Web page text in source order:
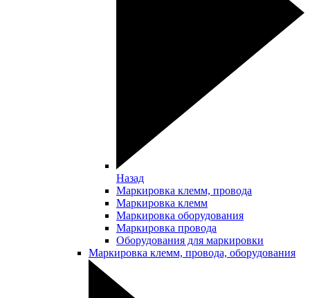
Назад
Маркировка клемм, провода
Маркировка клемм
Маркировка оборудования
Маркировка провода
Оборудования для маркировки
Маркировка клемм, провода, оборудования